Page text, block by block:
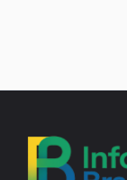
contenuto